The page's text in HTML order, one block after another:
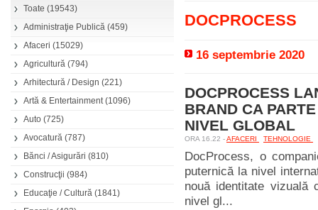
Toate (19543)
Administraţie Publică (459)
Afaceri (15029)
Agricultură (794)
Arhitectură / Design (221)
Artă & Entertainment(1096)
Auto (725)
Avocatură (787)
Bănci / Asigurări (810)
Construcţii (984)
Educaţie / Cultură (1841)
DOCPROCESS
16 septembrie 2020
DOCPROCESS
BRAND CA
NIVEL GLOBAL
ORA 16.22 -AFACERI TEHNOLOGIE
DocProcess, o
puternică la nivel
nouă identitate
nivel gl...